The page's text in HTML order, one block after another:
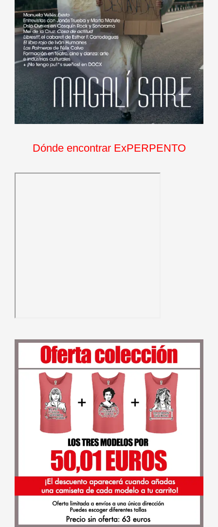
Dónde encontrar ExPERPENTO